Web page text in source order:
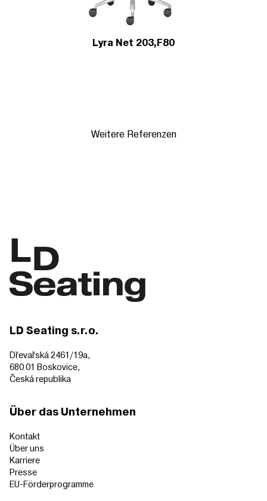
Lyra Net 203,F80
Weitere Referenzen
LD Seating s.r.o.
Dřevařská 2461/19a,
680 01 Boskovice,
Česká republika
Über das Unternehmen
Kontakt
Über uns
Karriere
Presse
EU-Förderprogramme